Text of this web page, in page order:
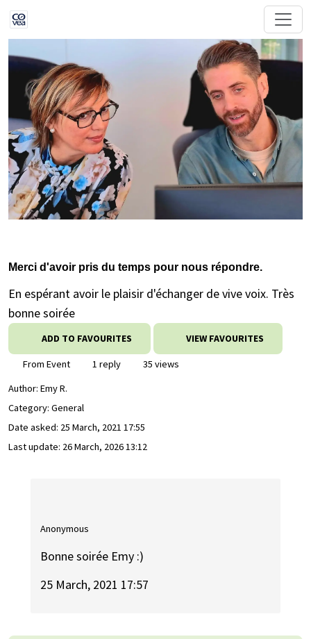
Merci d'avoir pris du temps pour nous répondre.
En espérant avoir le plaisir d'échanger de vive voix. Très
bonne soirée
ADD TO FAVOURITES VIEW FAVOURITES
From Event 1 reply
35 views
Author: Emy R.
Category: General
Date asked: 25 March, 2021 17:55
Last update: 26 March, 2026 13:12
Anonymous
Bonne soirée Emy :)
25 March, 2021 17:57